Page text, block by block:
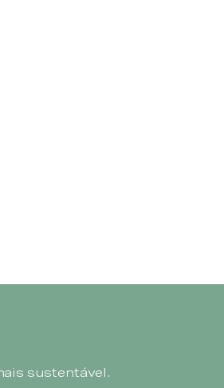
sustentável.